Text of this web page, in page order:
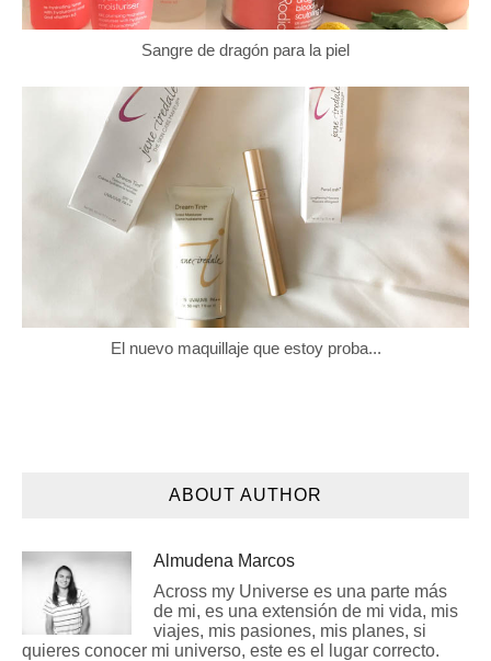
Sangre de dragón para la piel
El nuevo maquillaje que estoy proba...
ABOUT AUTHOR
Almudena Marcos
Across my Universe es una parte más
de mi, es una extensión de mi vida, mis
viajes, mis pasiones, mis planes, si
quieres conocer mi universo, este es el lugar correcto.